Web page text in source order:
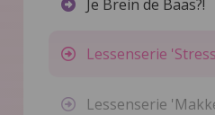
Je Brein de Baas?!
Lessenserie
Lessenserie